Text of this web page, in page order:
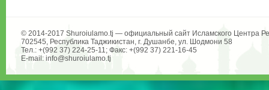
© 2014-2017 Shuroiulamo.tj — официальный сайт Исламского Центра
702545, Республика Таджикистан, г. Душанбе, ул. Шодмони 58
Тел.: +(992 37) 224-25-11; Факс: +(992 37) 221-16-45
E-mail: info@shuroiulamo.tj